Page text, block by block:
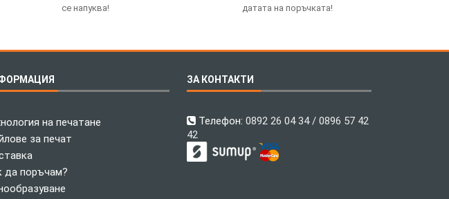
се напуква!
датата на поръчката!
на печатане
за печат
да поръчам?
ЗА КОНТАКТИ
Телефон: 0892 26 04 34 / 0896 57 42
42